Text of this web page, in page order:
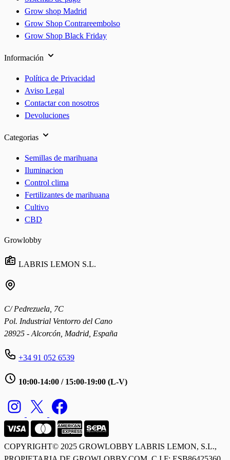
Grow shop Madrid
Grow Shop Contrareembolso
Grow Shop Black Friday
Información
Política de Privacidad
Aviso Legal
Contactar con nosotros
Devoluciones
Categorias
Semillas de marihuana
Iluminacion
Control clima
Fertilizantes de marihuana
Cultivo
CBD
Growlobby
LABRIS LEMON S.L.
C/ Pedrezuela, 7C
Pol. Industrial Ventorro del Cano
28925 - Alcorcón, Madrid, España
+34 91 052 6539
10:00-14:00 / 15:00-19:00 (L-V)
COPYRIGHT© 2025 GROWLOBBY LABRIS LEMON, S.L.,